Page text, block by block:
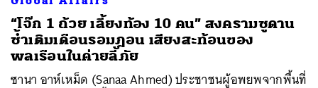
“โจ๊ก 1 ถ้วย เลี้ยงท้อง 10 คน” สงครามซูดาน
ซ้ำเติมเดือนรอมฎอน เสียงสะท้อนของ
พลเรือนในค่ายลี้ภัย
ซานา อาห์เหม็ด (Sanaa Ahmed) ประชาชนผู้อพยพจากพื้นที่